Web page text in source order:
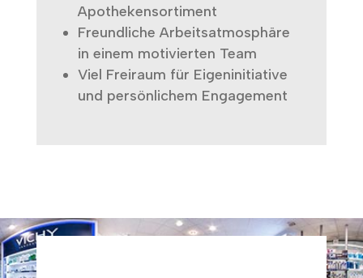
Apothekensortiment
Freundliche Arbeitsatmosphäre
in einem motivierten Team
Viel Freiraum für Eigeninitiative
und persönlichem Engagement